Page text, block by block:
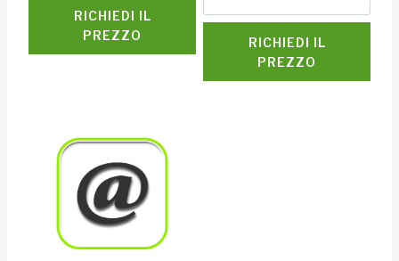
RICHIEDI IL
PREZZO
RICHIEDI IL
PREZZO